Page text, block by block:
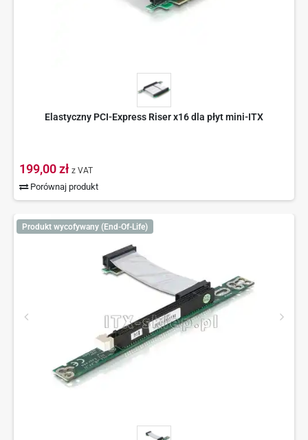
Elastyczny PCI-Express Riser x16 dla płyt mini-ITX
199,00 zł z VAT
Porównaj produkt
Produkt wycofywany (End-Of-Life)